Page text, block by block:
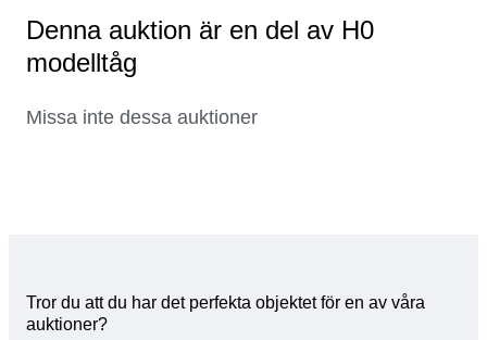
Denna auktion är en del av H0
modelltåg
Missa inte dessa auktioner
Tror du att du har det perfekta objektet för en av våra
auktioner?